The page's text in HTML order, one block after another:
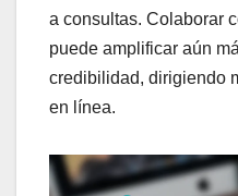
a consultas. Colaborar
puede amplificar aún
credibilidad, dirigiendo
en línea.